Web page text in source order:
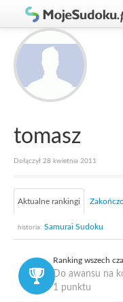
Graj w Sudoku!
Zasady Sudoku
Rankingi
tomasz
Dołączył 28 kwietnia 2011
Aktualne rankingi
historia: Samurai Sudoku
Ranking wszech
Do awansu na
1 punktu